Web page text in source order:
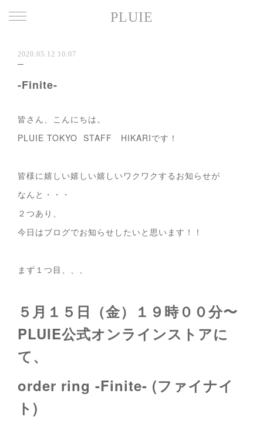
PLUIE
2020.05.12 10:07
-Finite-
皆さん、こんにちは。
PLUIE TOKYO STAFF HIKARIです！
皆様に嬉しい嬉しい嬉しいワクワクするお知らせが
なんと・・・
２つあり、
今日はブログでお知らせしたいと思います！！
まず１つ目、、、
５月１５日（金）１９時００分〜
PLUIE公式オンラインストアに
て、
order ring -Finite- (ファイナイ
ト)